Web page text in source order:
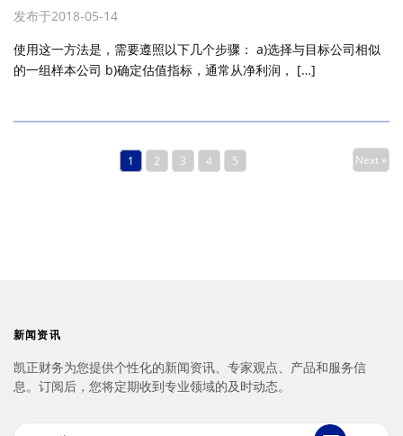
发布于2018-05-14
使用这一方法是，需要遵照以下几个步骤： a)选择与目标公司相似
的一组样本公司 b)确定估值指标，通常从净利润， […]
1 2 3 4 5 Next »
新闻资讯
凯正财务为您提供个性化的新闻资讯、专家观点、产品和服务信
息。订阅后，您将定期收到专业领域的及时动态。